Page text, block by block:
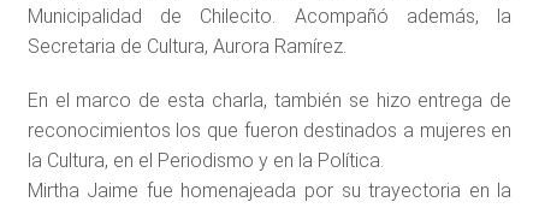
Municipalidad de Chilecito. Acompañó además, la
Secretaria de Cultura, Aurora Ramírez.
En el marco de esta charla, también se hizo entrega de
reconocimientos los que fueron destinados a mujeres en
la Cultura, en el Periodismo y en la Política.
Mirtha Jaime fue homenajeada por su trayectoria en la